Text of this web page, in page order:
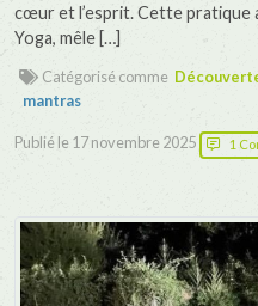
cœur et l’esprit. Cette pratique
Yoga, mêle […]
Catégorisé comme
mantras
Publié le 17 novembre 2025 1